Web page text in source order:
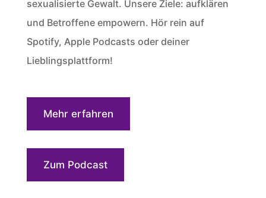
sexualisierte Gewalt. Unsere Ziele: aufklären
und Betroffene empowern. Hör rein auf
Spotify, Apple Podcasts oder deiner
Lieblingsplattform!
Mehr erfahren
Zum Podcast